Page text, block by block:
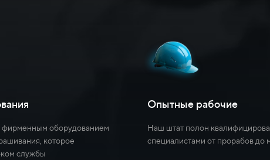
фирменным оборудованием
которое
службы
Опытные рабочие
Наш штат полон
специалистами от прорабов до